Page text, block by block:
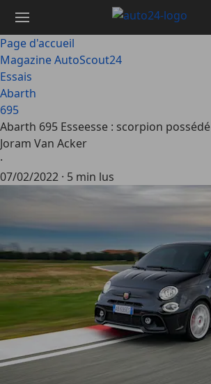
contenu
principal
Page d'accueil
Magazine AutoScout24
Essais
Abarth
695
Abarth 695 Esseesse : scorpion possédé
Joram Van Acker
·
07/02/2022 · 5 min lus